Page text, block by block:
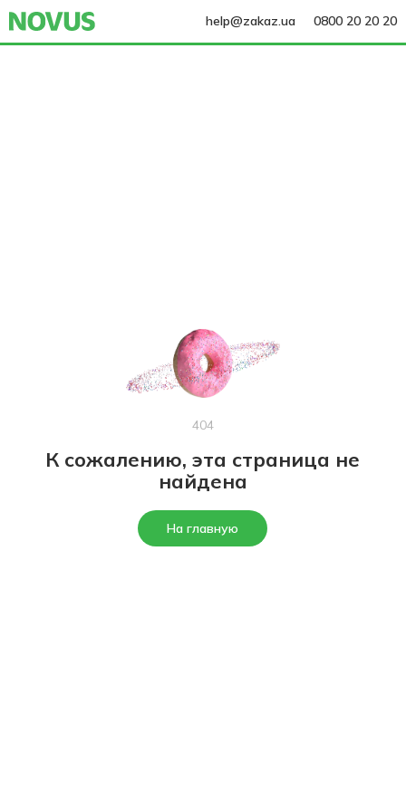
help@zakaz.ua 0800 20 20 20
404
К сожалению, эта страница не
найдена
На главную